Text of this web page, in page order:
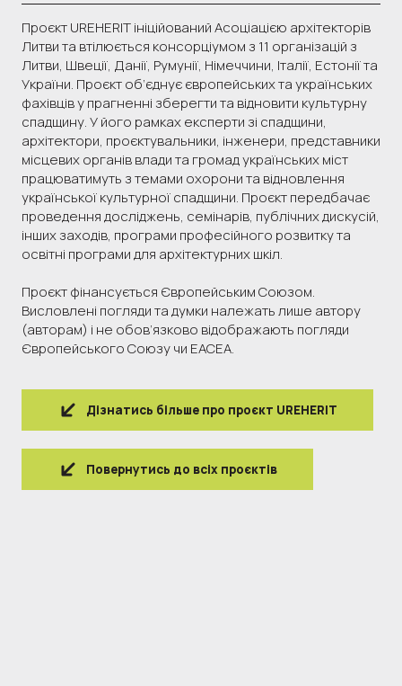
Проєкт UREHERIT ініційований Асоціацією архітекторів
Литви та втілюється консорціумом з 11 організацій з
Литви, Швеції, Данії, Румунії, Німеччини, Італії, Естонії та
України. Проєкт об’єднує європейських та українських
фахівців у прагненні зберегти та відновити культурну
спадщину. У його рамках експерти зі спадщини,
архітектори, проєктувальники, інженери, представники
місцевих органів влади та громад українських міст
працюватимуть з темами охорони та відновлення
української культурної спадщини. Проєкт передбачає
проведення досліджень, семінарів, публічних дискусій,
інших заходів, програми професійного розвитку та
освітні програми для архітектурних шкіл.
Проєкт фінансується Європейським Союзом.
Висловлені погляди та думки належать лише автору
(авторам) і не обов’язково відображають погляди
Європейського Союзу чи EACEA.
Дізнатись більше про проєкт UREHERIT
Повернутись до всіх проєктів